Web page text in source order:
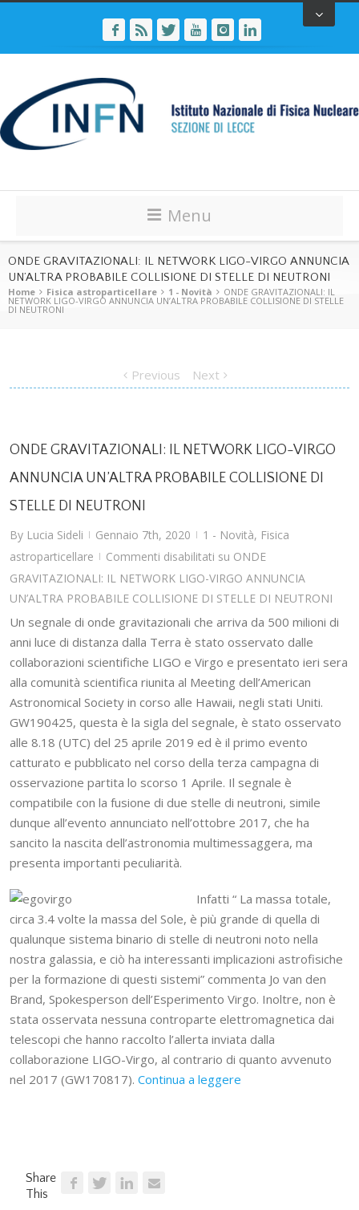
Menu
ONDE GRAVITAZIONALI: IL NETWORK LIGO-VIRGO ANNUNCIA
UN’ALTRA PROBABILE COLLISIONE DI STELLE DI NEUTRONI
Home Fisica astroparticellare 1 - Novità ONDE GRAVITAZIONALI: IL
NETWORK LIGO-VIRGO ANNUNCIA UN’ALTRA PROBABILE COLLISIONE DI STELLE
DI NEUTRONI
Previous Next
ONDE GRAVITAZIONALI: IL NETWORK LIGO-VIRGO
ANNUNCIA UN’ALTRA PROBABILE COLLISIONE DI
STELLE DI NEUTRONI
By Lucia Sideli | Gennaio 7th, 2020 | 1 - Novità, Fisica
astroparticellare
| Commenti disabilitati su ONDE
GRAVITAZIONALI: IL NETWORK LIGO-VIRGO ANNUNCIA
UN’ALTRA PROBABILE COLLISIONE DI STELLE DI NEUTRONI
Un segnale di onde gravitazionali che arriva da 500 milioni di
anni luce di distanza dalla Terra è stato osservato dalle
collaborazioni scientifiche LIGO e Virgo e presentato ieri sera
alla comunità scientifica riunita al Meeting dell’American
Astronomical Society in corso alle Hawaii, negli stati Uniti.
GW190425, questa è la sigla del segnale, è stato osservato
alle 8.18 (UTC) del 25 aprile 2019 ed è il primo evento
catturato e pubblicato nel corso della terza campagna di
osservazione partita lo scorso 1 Aprile. Il segnale è
compatibile con la fusione di due stelle di neutroni, simile
dunque all’evento annunciato nell’ottobre 2017, che ha
sancito la nascita dell’astronomia multimessaggera, ma
presenta importanti peculiarità.
Infatti “ La massa totale,
circa 3.4 volte la massa del Sole, è più grande di quella di
qualunque sistema binario di stelle di neutroni noto nella
nostra galassia, e ciò ha interessanti implicazioni astrofisiche
per la formazione di questi sistemi” commenta Jo van den
Brand, Spokesperson dell’Esperimento Virgo. Inoltre, non è
stata osservata nessuna controparte elettromagnetica dai
telescopi che hanno raccolto l’allerta inviata dalla
collaborazione LIGO-Virgo, al contrario di quanto avvenuto
nel 2017 (GW170817). Continua a leggere
Share
This